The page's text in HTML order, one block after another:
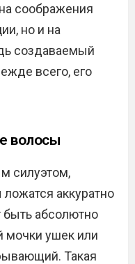
соображения
но и на
создаваемый
всего, его
волосы
силуэтом,
аккуратно
абсолютно
мочки ушек или
Такая